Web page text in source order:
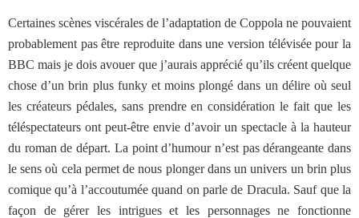
Certaines scènes viscérales de l’adaptation de Coppola ne pouvaient
probablement pas être reproduite dans une version télévisée pour la
BBC mais je dois avouer que j’aurais apprécié qu’ils créent quelque
chose d’un brin plus funky et moins plongé dans un délire où seul
les créateurs pédales, sans prendre en considération le fait que les
téléspectateurs ont peut-être envie d’avoir un spectacle à la hauteur
du roman de départ. La point d’humour n’est pas dérangeante dans
le sens où cela permet de nous plonger dans un univers un brin plus
comique qu’à l’accoutumée quand on parle de Dracula. Sauf que la
façon de gérer les intrigues et les personnages ne fonctionne